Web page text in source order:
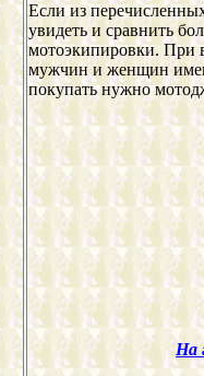
Если из
увидеть и сравнить
мотоэкипировки. При
мужчин и женщин
покупать нужно
На